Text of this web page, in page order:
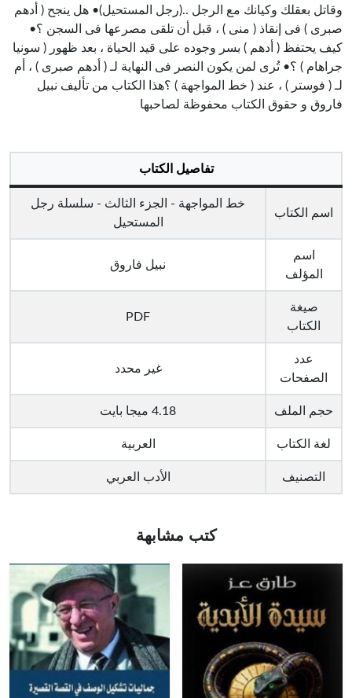
وقاتل بعقلك وكيانك مع الرجل ..(رجل المستحيل)• هل ينجح ( أدهم
صبرى ) فى إنقاذ ( منى ) ، قبل أن تلقى مصرعها فى السجن ؟•
كيف يحتفظ ( أدهم ) بسر وجوده على قيد الحياة ، بعد ظهور ( سونيا
جراهام ) ؟• تُرى لمن يكون النصر فى النهاية لـ ( أدهم صبرى ) ، أم
لـ ( فوستر ) ، عند ( خط المواجهة ) ؟هذا الكتاب من تأليف نبيل
فاروق و حقوق الكتاب محفوظة لصاحبها
تفاصيل الكتاب
اسم الكتاب
خط المواجهة - الجزء الثالث - سلسلة رجل
المستحيل
اسم
المؤلف
نبيل فاروق
صيغة
الكتاب
PDF
عدد
الصفحات
غير محدد
حجم الملف 4.18 ميجا بايت
لغة الكتاب العربية
التصنيف الأدب العربي
كتب مشابهة